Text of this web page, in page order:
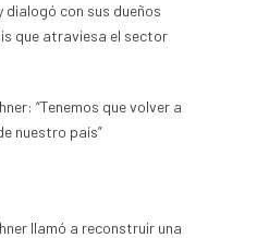
dialogó con sus dueños
que atraviesa el sector
“Tenemos que volver a
nuestro país”
llamó a reconstruir una